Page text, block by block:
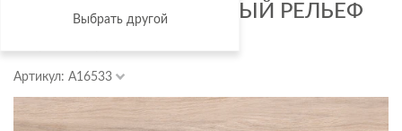
GREENHOUSE БЕЖЕВЫЙ РЕЛЬЕФ
Артикул: A16533
Выбрать другой